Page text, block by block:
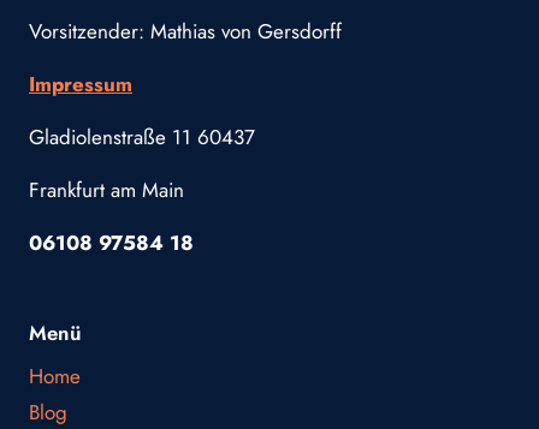
Vorsitzender: Mathias von Gersdorff
Impressum
Gladiolenstraße 11 60437
Frankfurt am Main
06108 97584 18
Menü
Home
Blog